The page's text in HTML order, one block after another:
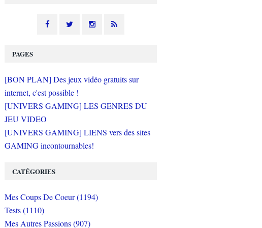
PAGES
[BON PLAN] Des jeux vidéo gratuits sur
internet, c'est possible !
[UNIVERS GAMING] LES GENRES DU
JEU VIDEO
[UNIVERS GAMING] LIENS vers des sites
GAMING incontournables!
CATÉGORIES
Mes Coups De Coeur (1194)
Tests (1110)
Mes Autres Passions (907)